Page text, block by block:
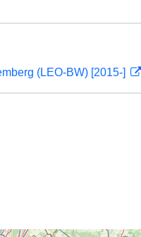
(LEO-BW) [2015-]